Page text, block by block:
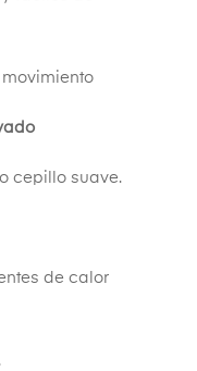
cepillo suave.
de calor